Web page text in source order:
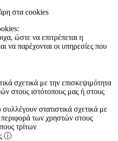
στα cookies
ώστε να επιτρέπεται η
να παρέχονται οι υπηρεσίες που
σχετικά με την επισκεψιμότητα
στους ιστότοπους μας ή στους
στατιστικά σχετικά με
των χρηστών στους
τρίτων
ⓘ